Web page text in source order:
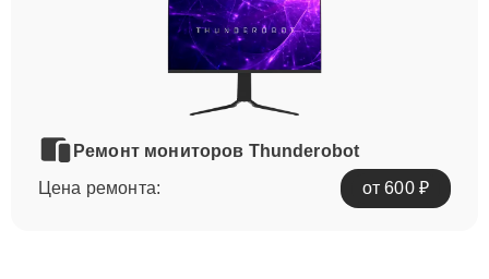
Ремонт мониторов Thunderobot
Цена ремонта:
от 600 ₽